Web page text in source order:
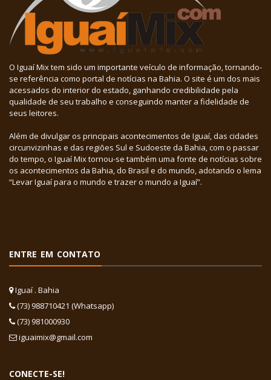
O Iguaí Mix tem sido um importante veículo de informação, tornando-
se referência como portal de notícias na Bahia. O site é um dos mais
acessados do interior do estado, ganhando credibilidade pela
qualidade de seu trabalho e conseguindo manter a fidelidade de
seus leitores.
Além de divulgar os principais acontecimentos de Iguaí, das cidades
circunvizinhas e das regiões Sul e Sudoeste da Bahia, com o passar
do tempo, o Iguaí Mix tornou-se também uma fonte de notícias sobre
os acontecimentos da Bahia, do Brasil e do mundo, adotando o lema
“Levar Iguaí para o mundo e trazer o mundo a Iguaí”.
ENTRE EM CONTATO
Iguaí . Bahia
(73) 988710421 (Whatsapp)
(73) 981000930
iguaimix@gmail.com
CONECTE-SE!